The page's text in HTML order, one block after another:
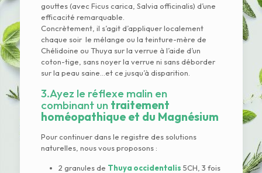
gouttes (avec Ficus carica, Salvia officinalis) d’une
efficacité remarquable.
Concrètement, il s’agit d’appliquer localement
chaque soir le mélange ou la teinture-mère de
Chélidoine ou Thuya sur la verrue à l’aide d’un
coton-tige, sans noyer la verrue ni sans déborder
sur la peau saine…et ce jusqu’à disparition.
3.Ayez le réflexe malin en
combinant un traitement
homéopathique et du Magnésium
Pour continuer dans le registre des solutions
naturelles, nous vous proposons :
2 granules de Thuya occidentalis 5CH, 3 fois